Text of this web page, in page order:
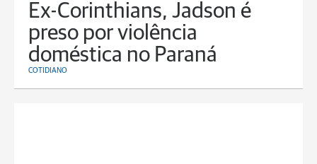
Ex-Corinthians, Jadson é
preso por violência
doméstica no Paraná
COTIDIANO